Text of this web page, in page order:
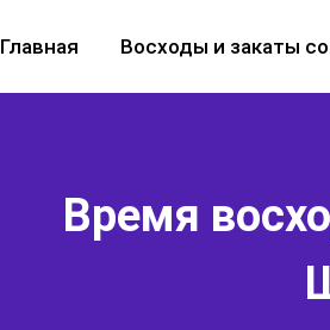
Главная Восходы и закаты
Время